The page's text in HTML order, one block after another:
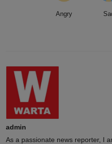
Angry
admin
As a passionate news reporter, I